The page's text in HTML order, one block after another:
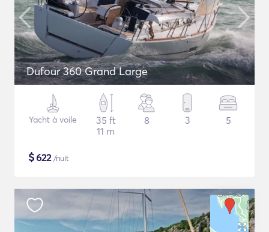
Dufour 360 Grand Large
Yacht à voile
35 ft
11 m
8 3 5
$622/nuit